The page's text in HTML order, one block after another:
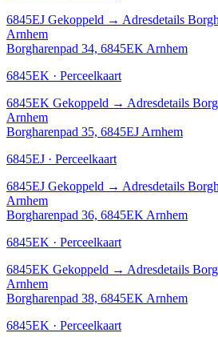
6845EJ Gekoppeld → Adresdetails
Arnhem
Borgharenpad 34, 6845EK Arnhem
6845EK · Perceelkaart
6845EK Gekoppeld → Adresdetails
Arnhem
Borgharenpad 35, 6845EJ Arnhem
6845EJ · Perceelkaart
6845EJ Gekoppeld → Adresdetails
Arnhem
Borgharenpad 36, 6845EK Arnhem
6845EK · Perceelkaart
6845EK Gekoppeld → Adresdetails
Arnhem
Borgharenpad 38, 6845EK Arnhem
6845EK · Perceelkaart